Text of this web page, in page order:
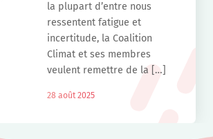
la plupart d’entre nous
ressentent fatigue et
incertitude, la Coalition
Climat et ses membres
veulent remettre de la […]
28 août 2025